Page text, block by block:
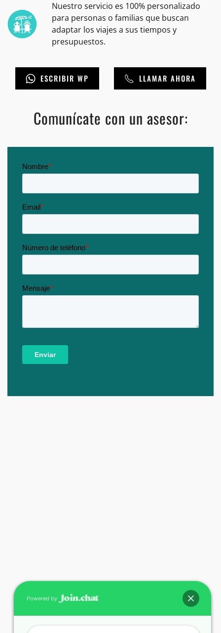
Nuestro servicio es 100% personalizado
para personas o familias que buscan
adaptar los viajes a sus tiempos y
presupuestos.
ESCRIBIR WP LLAMAR AHORA
Comunícate con un asesor:
Powered by